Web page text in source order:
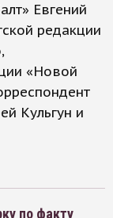
Евгений
редакции
«Новой
Кульгун и
по факту